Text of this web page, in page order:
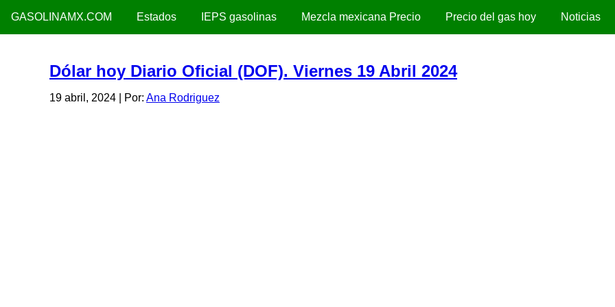
GASOLINAMX.COM Estados IEPS gasolinas Mezcla mexicana Precio Precio del gas hoy Noticias
Dólar hoy Diario Oficial (DOF). Viernes 19 Abril 2024
19 abril, 2024 | Por: Ana Rodriguez